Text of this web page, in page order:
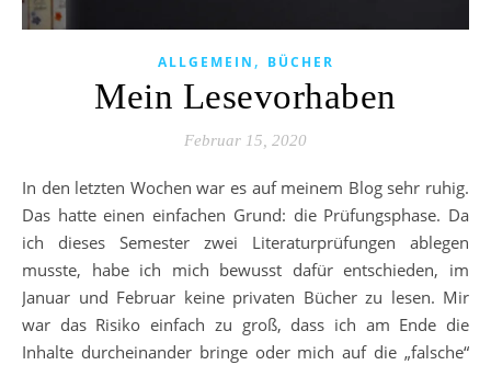
ALLGEMEIN , BÜCHER
Mein Lesevorhaben
Februar 15, 2020
In den letzten Wochen war es auf meinem Blog sehr ruhig.
Das hatte einen einfachen Grund: die Prüfungsphase. Da
ich dieses Semester zwei Literaturprüfungen ablegen
musste, habe ich mich bewusst dafür entschieden, im
Januar und Februar keine privaten Bücher zu lesen. Mir
war das Risiko einfach zu groß, dass ich am Ende die
Inhalte durcheinander bringe oder mich auf die „falsche“